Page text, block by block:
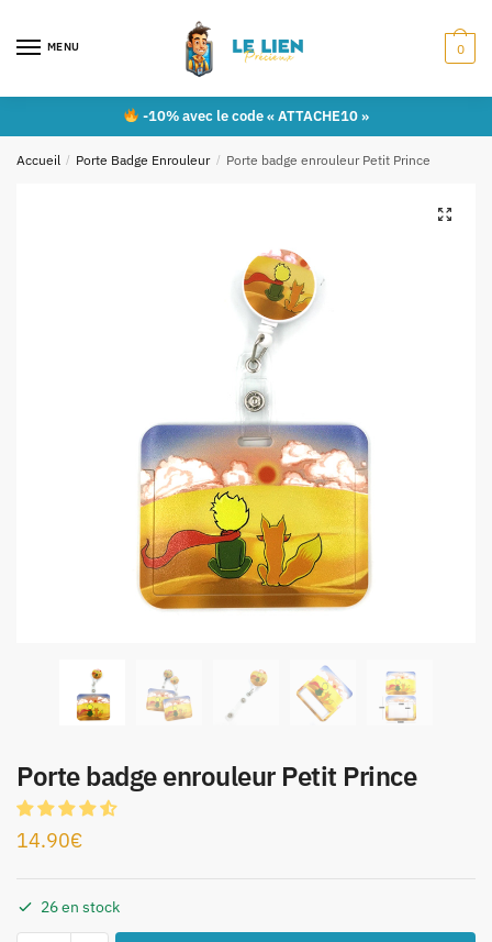
MENU 0
-10% avec le code « ATTACHE10 »
Accueil / Porte Badge Enrouleur / Porte badge enrouleur Petit Prince
Porte badge enrouleur Petit Prince
14.90€
26 en stock